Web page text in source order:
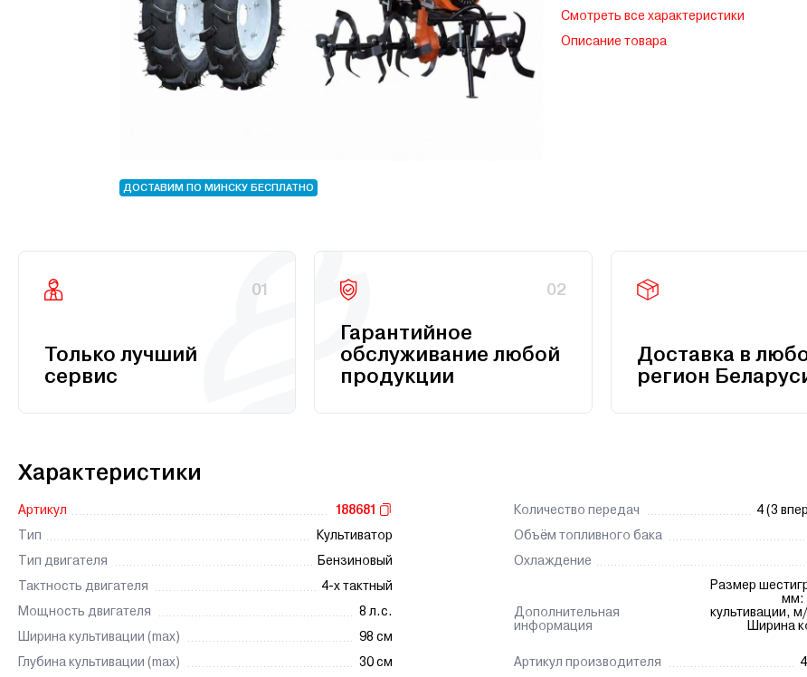
ДОСТАВИМ ПО МИНСКУ БЕСПЛАТНО
Смотреть все характеристики
Описание товара
01
Только лучший
сервис
02
Гарантийное
обслуживание любой
продукции
Доставка в
регион
Характеристики
Артикул
188681
Тип
Культиватор
Тип двигателя
Бензиновый
Тактность двигателя
4-х тактный
Мощность двигателя
8 л.с.
Ширина культивации (max)
98 см
Глубина культивации (max)
30 см
Количество передач
4 (3
Объём топливного бака
Охлаждение
Дополнительная
информация
Размер
мм:
культивации,
Ширина
Артикул производителя